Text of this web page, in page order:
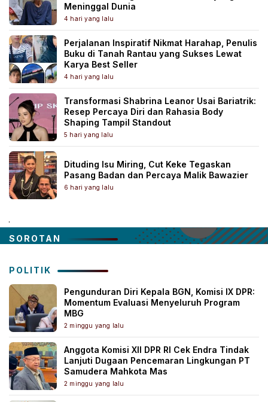
Meninggal Dunia
4 hari yang lalu
Perjalanan Inspiratif Nikmat Harahap, Penulis
Buku di Tanah Rantau yang Sukses Lewat
Karya Best Seller
4 hari yang lalu
Transformasi Shabrina Leanor Usai Bariatrik:
Resep Percaya Diri dan Rahasia Body
Shaping Tampil Standout
5 hari yang lalu
Dituding Isu Miring, Cut Keke Tegaskan
Pasang Badan dan Percaya Malik Bawazier
6 hari yang lalu
.
SOROTAN
POLITIK
Pengunduran Diri Kepala BGN, Komisi IX DPR:
Momentum Evaluasi Menyeluruh Program
MBG
2 minggu yang lalu
Anggota Komisi XII DPR RI Cek Endra Tindak
Lanjuti Dugaan Pencemaran Lingkungan PT
Samudera Mahkota Mas
2 minggu yang lalu